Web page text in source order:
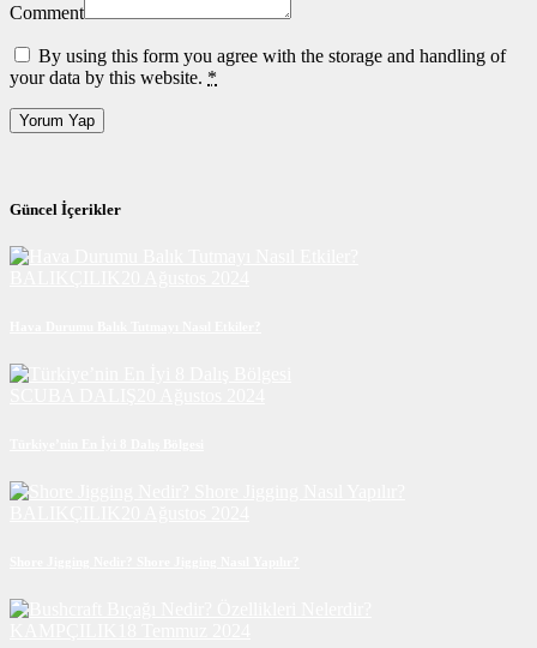
Comment
By using this form you agree with the storage and handling of
your data by this website. *
Güncel İçerikler